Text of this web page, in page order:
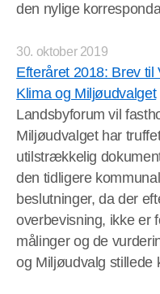
den nylige
30. oktober 2019
Efteråret 2018: Brev
Klima og Miljøudvalget
Landsbyforum vil
Miljøudvalget har
utilstrækkelig
den tidligere
beslutninger, da der
overbevisning, ikke er
målinger og de
og Miljøudvalg stillede